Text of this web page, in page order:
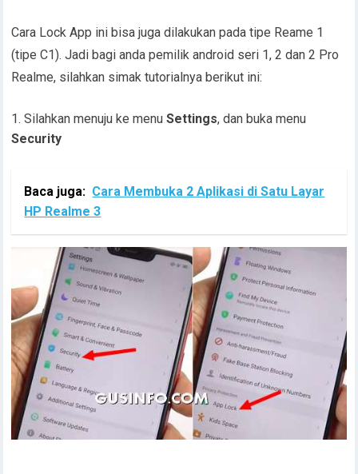
Cara Lock App ini bisa juga dilakukan pada tipe Reame 1
(tipe C1). Jadi bagi anda pemilik android seri 1, 2 dan 2 Pro
Realme, silahkan simak tutorialnya berikut ini:
Silahkan menuju ke menuSettings, dan buka menu
Security
Baca juga: Cara Membuka 2 Aplikasi di Satu Layar
HP Realme 3